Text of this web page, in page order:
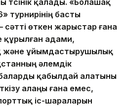
турнирінің басты
өткен жарыстар ғана
құрылған адами,
және ұйымдастырушылық
әлемдік
қабылдай алатыны
алаңы ғана емес,
іс-шараларын